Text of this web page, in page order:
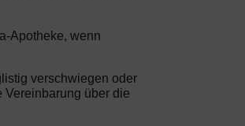
Apotheke, wenn
verschwiegen oder
Vereinbarung über die